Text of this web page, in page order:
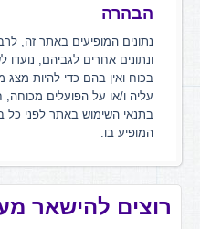
הבהרה
נתונים המופיעים באתר זה,
ונתונים אחרים לגביהם,
בכוח ואין בהם כדי להיות
עליה ו/או על הפועלים מכוחה,
בתנאי השימוש באתר לפני כל
המופיע בו.
רוצים להישאר